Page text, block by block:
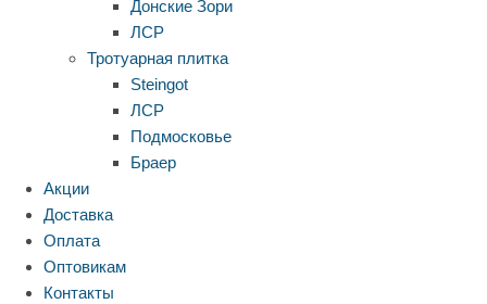
Донские Зори
ЛСР
Тротуарная плитка
Steingot
ЛСР
Подмосковье
Браер
Акции
Доставка
Оплата
Оптовикам
Контакты